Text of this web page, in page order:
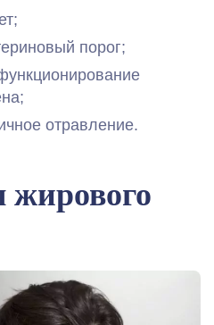
порог;
отравление.
жирового